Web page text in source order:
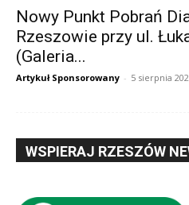
Nowy Punkt Pobrań
Rzeszowie przy ul.
(Galeria...
Artykuł Sponsorowany - 5 sierpnia
WSPIERAJ RZESZÓW